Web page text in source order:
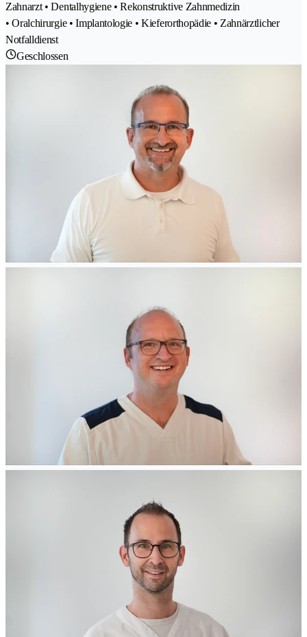
Zahnarzt • Dentalhygiene • Rekonstruktive Zahnmedizin
• Oralchirurgie • Implantologie • Kieferorthopädie • Zahnärztlicher
Notfalldienst
Geschlossen